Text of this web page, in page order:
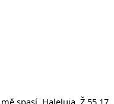
spasí. Haleluja. Ž 55,17